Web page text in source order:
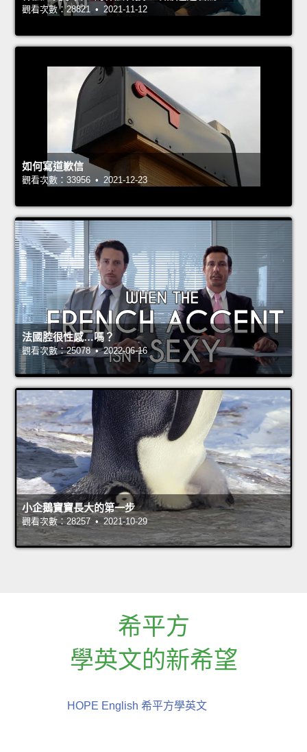
觀看次數：28821 • 2021-11-12
如何寫道歉信
觀看次數：33956 • 2021-12-23
法國腔很性感…嗎？
觀看次數：25078 • 2022-06-16
小企鵝寶寶長大的第一步
觀看次數：28257 • 2021-10-29
希平方
學英文的新希望
HOPE English 希平方學英文